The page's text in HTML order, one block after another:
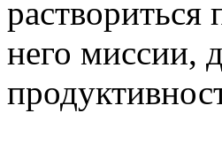
него миссии,